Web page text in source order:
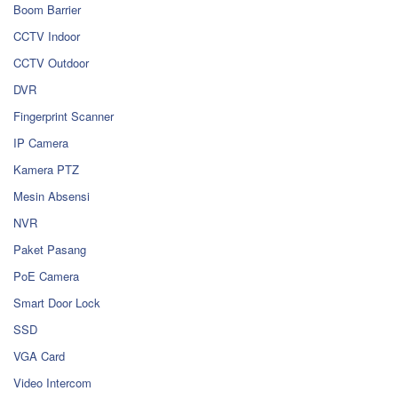
Boom Barrier
CCTV Indoor
CCTV Outdoor
DVR
Fingerprint Scanner
IP Camera
Kamera PTZ
Mesin Absensi
NVR
Paket Pasang
PoE Camera
Smart Door Lock
SSD
VGA Card
Video Intercom